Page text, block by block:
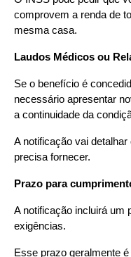
comprovem a renda de
mesma casa.
Laudos Médicos ou
Se o benefício é
necessário apresentar
a continuidade da
A notificação vai
precisa fornecer.
Prazo para
A notificação incluirá um
exigências.
Esse prazo geralmente é